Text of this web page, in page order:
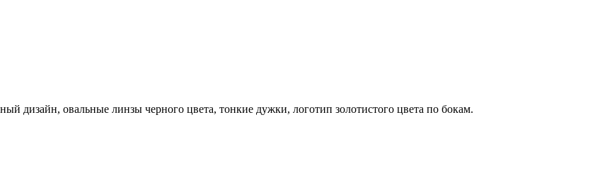
дизайн, овальные линзы черного цвета, тонкие дужки, логотип золотистого цвета по бокам.